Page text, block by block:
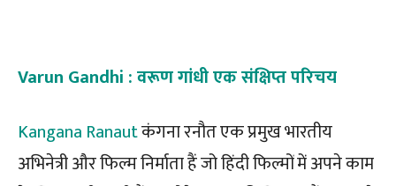
Varun Gandhi : वरूण गांधी एक संक्षिप्त परिचय
Kangana Ranautकंगना रनौत एक प्रमुख भारतीय
अभिनेत्री और फिल्म निर्माता हैं जो हिंदी फिल्मों में अपने काम